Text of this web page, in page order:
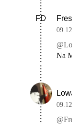
FD
Na